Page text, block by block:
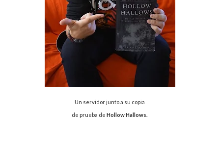
Un servidor junto a su copia
de prueba deHollow Hallows.